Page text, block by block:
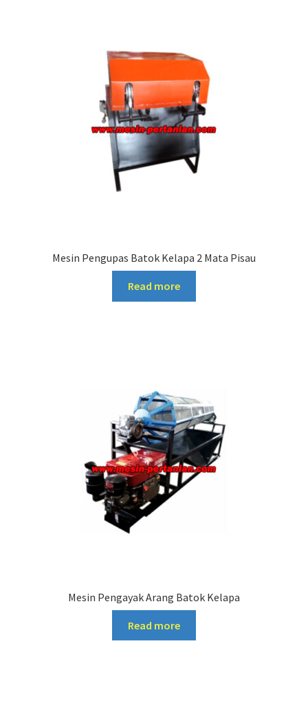
Mesin Pengupas Batok Kelapa 2 Mata Pisau
Read more
Mesin Pengayak Arang Batok Kelapa
Read more